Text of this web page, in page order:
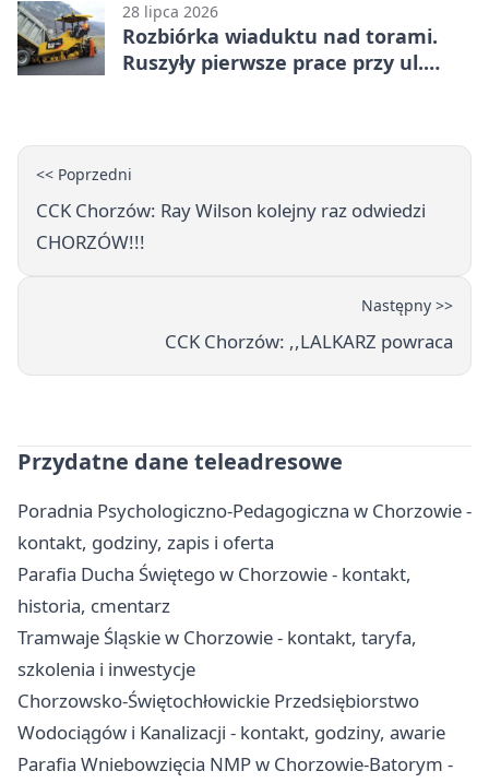
28 lipca 2026
Rozbiórka wiaduktu nad torami.
Ruszyły pierwsze prace przy ul.
<< Poprzedni
CCK Chorzów: Ray Wilson kolejny raz odwiedzi
CHORZÓW!!!
Następny >>
CCK Chorzów: ,,LALKARZ powraca
Przydatne dane teleadresowe
Poradnia Psychologiczno-Pedagogiczna w Chorzowie -
kontakt, godziny, zapis i oferta
Parafia Ducha Świętego w Chorzowie - kontakt,
historia, cmentarz
Tramwaje Śląskie w Chorzowie - kontakt, taryfa,
szkolenia i inwestycje
Chorzowsko-Świętochłowickie Przedsiębiorstwo
Wodociągów i Kanalizacji - kontakt, godziny, awarie
Parafia Wniebowzięcia NMP w Chorzowie-Batorym -